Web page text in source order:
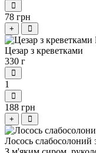
78 грн
+
Цезар з креветками
330 г
1
188 грн
+
Лосось слабосолоний